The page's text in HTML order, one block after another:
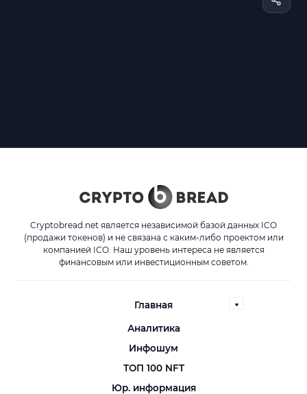
Cryptobread.net является независимой базой данных ICO
(продажи токенов) и не связана с каким-либо проектом или
компанией ICO. Наш уровень интереса не является
финансовым или инвестиционным советом.
Главная
Аналитика
Инфошум
ТОП 100 NFT
Юр. информация